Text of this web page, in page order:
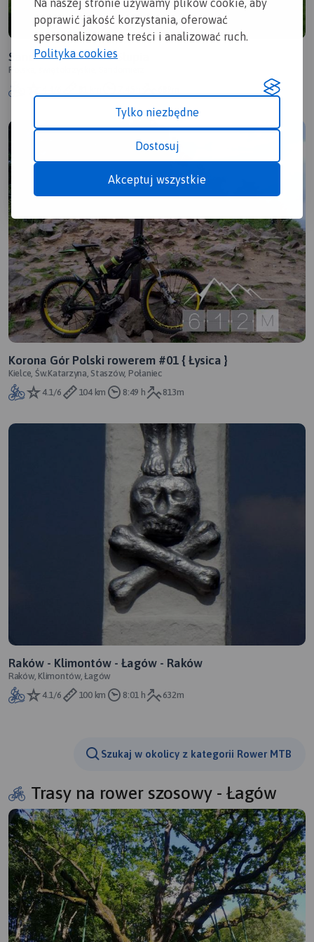
Na naszej stronie używamy plików cookie, aby
poprawić jakość korzystania, oferować
spersonalizowane treści i analizować ruch.
Polityka cookies
Tylko niezbędne
Dostosuj
Akceptuj wszystkie
Sandomierz - Nowa Słupia
Polska, świętokrzyskie, Sandomierz
Korona Gór Polski rowerem #01 { Łysica }
Kielce, Św.Katarzyna, Staszów, Połaniec
4.1/6
104 km 8:49 h 813m
Raków - Klimontów - Łagów - Raków
Raków, Klimontów, Łagów
4.1/6
100 km 8:01 h 632m
Szukaj w okolicy z kategorii Rower MTB
Trasy na rower szosowy - Łagów